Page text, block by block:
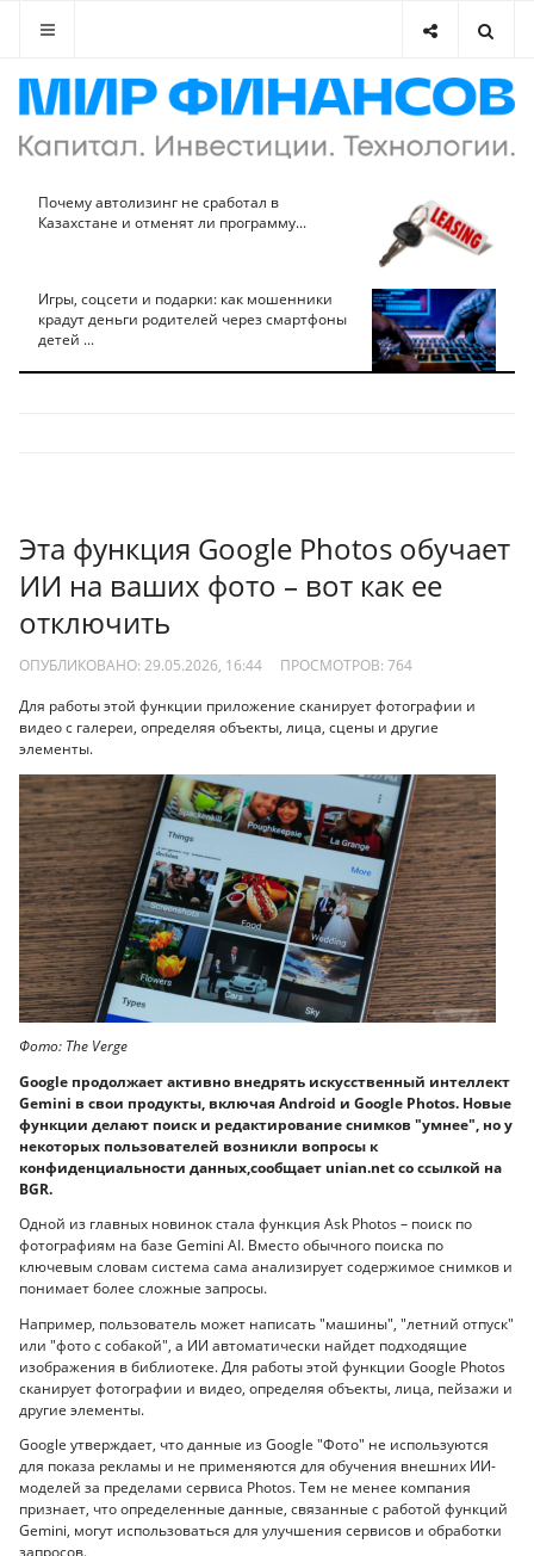
Почему автолизинг не сработал в
Казахстане и отменят ли программу...
Игры, соцсети и подарки: как мошенники
крадут деньги родителей через смартфоны
детей ...
Эта функция Google Photos обучает
ИИ на ваших фото – вот как ее
отключить
ОПУБЛИКОВАНО: 29.05.2026, 16:44 ПРОСМОТРОВ: 764
Для работы этой функции приложение сканирует фотографии и
видео с галереи, определяя объекты, лица, сцены и другие
элементы.
Фото: The Verge
Google продолжает активно внедрять искусственный интеллект
Gemini в свои продукты, включая Android и Google Photos. Новые
функции делают поиск и редактирование снимков "умнее", но у
некоторых пользователей возникли вопросы к
конфиденциальности данных,сообщает unian.net со ссылкой на
BGR.
Одной из главных новинок стала функция Ask Photos – поиск по
фотографиям на базе Gemini AI. Вместо обычного поиска по
ключевым словам система сама анализирует содержимое снимков и
понимает более сложные запросы.
Например, пользователь может написать "машины", "летний отпуск"
или "фото с собакой", а ИИ автоматически найдет подходящие
изображения в библиотеке. Для работы этой функции Google Photos
сканирует фотографии и видео, определяя объекты, лица, пейзажи и
другие элементы.
Google утверждает, что данные из Google "Фото" не используются
для показа рекламы и не применяются для обучения внешних ИИ-
моделей за пределами сервиса Photos. Тем не менее компания
признает, что определенные данные, связанные с работой функций
Gemini, могут использоваться для улучшения сервисов и обработки